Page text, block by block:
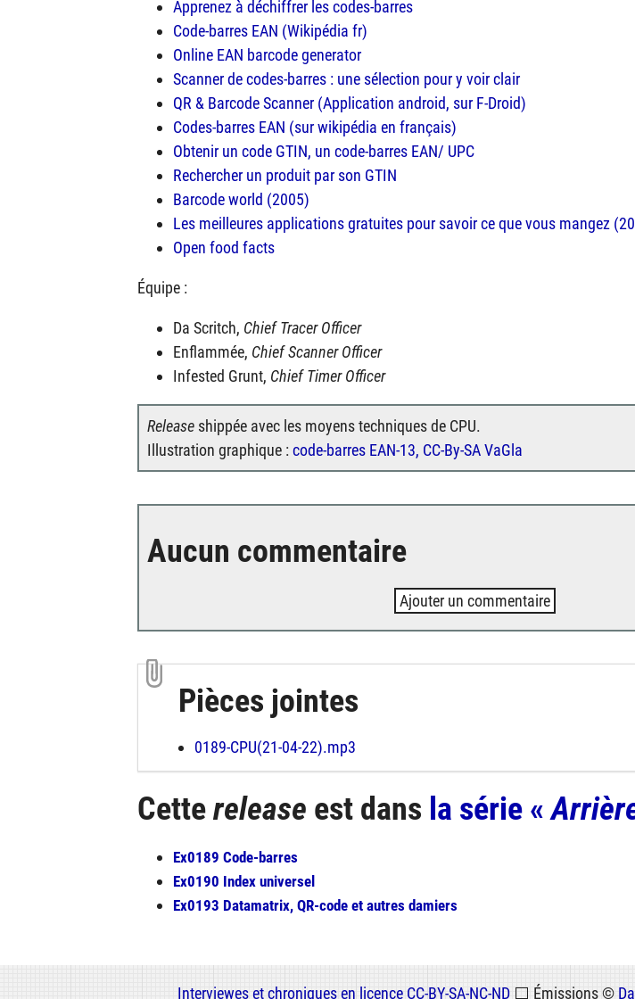
Apprenez à déchiffrer les codes-barres
Code-barres EAN (Wikipédia fr)
Online EAN barcode generator
Scanner de codes-barres : une sélection pour y voir clair
QR & Barcode Scanner (Application android, sur F-Droid)
Codes-barres EAN (sur wikipédia en français)
Obtenir un code GTIN, un code-barres EAN/ UPC
Rechercher un produit par son GTIN
Barcode world (2005)
Les meilleures applications gratuites pour savoir ce que vous mangez
Open food facts
Équipe :
Da Scritch, Chief Tracer Officer
Enflammée, Chief Scanner Officer
Infested Grunt, Chief Timer Officer
Release shippée avec les moyens techniques de CPU.
Illustration graphique :code-barres EAN-13, CC-By-SA VaGla
Aucun commentaire
Ajouter un commentaire
Pièces jointes
0189-CPU(21-04-22).mp3
Cetterelease est dans la série «
Ex0189 Code-barres
Ex0190 Index universel
Ex0193 Datamatrix, QR-code et autres damiers
Interviewes et chroniques en licence CC-BY-SA-NC-ND ⬜ Émissions ©